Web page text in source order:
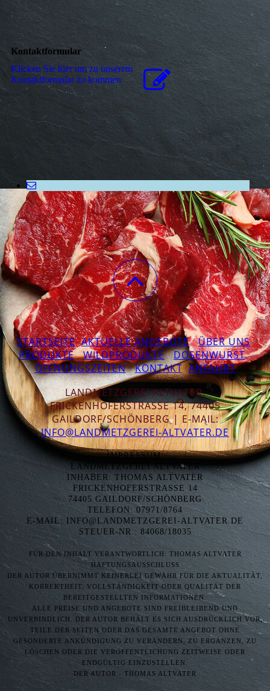
Kontaktformular
Klicken Sie hier um zu unserem
Kon­takt­for­mu­lar zu kommen
STARTSEITE AKTUELLE ANGEBOTE
ÜBER UNS
PRODUKTE
WILDPRODUKTE
DOSENWURST
ÖFFNUNGSZEITEN
KONTAKT ANFAHRT
LANDMETZGEREI ALTVATER,
FRICKENHOFERSTRASSE 14, 74405 G
AILDORF/SCHÖNBERG | E-MAIL:
INFO@LANDMETZGEREI-ALTVATER.DE
IMPRESSUM:
LANDMETZGEREI ALTVATER
INHABER: THOMAS ALTVATER
FRICKENHOFERSTRASSE 14
74405 GAILDORF/SCHÖNBERG
TELEFON: 07971/8764
E-MAIL: INFO@LANDMETZGEREI-ALTVATER.DE
STEUER-NR.: 84068/18035
FÜR DEN INHALT VERANTWORTLICH: THOMAS ALTVATER
HAFTUNGSAUSSCHLUSS
DER AUTOR ÜBERNIMMT KEINERLEI GEWÄHR FÜR DIE AKTUALITÄT,
KORREKTHEIT, VOLLSTÄNDIGKEIT ODER QUALITÄT DER
BEREITGESTELLTEN INFORMATIONEN.
ALLE PREISE UND ANGEBOTE SIND FREIBLEIBEND UND
UNVERBINDLICH. DER AUTOR BEHÄLT ES SICH AUSDRÜCKLICH VOR,
TEILE DER SEITEN ODER DAS GESAMTE ANGEBOT OHNE
GESONDERTE ANKÜNDIGUNG ZU VERÄNDERN, ZU ERGÄNZEN, ZU
LÖSCHEN ODER DIE VERÖFFENTLICHUNG ZEITWEISE ODER
ENDGÜLTIG EINZUSTELLEN.
DER AUTOR - THOMAS ALTVATER